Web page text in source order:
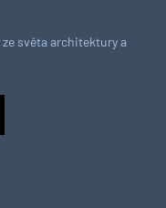
světa architektury a